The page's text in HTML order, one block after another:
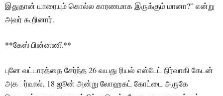
இதுதான் யாரையும் கொல்ல காரணமாக இருக்கும் மானா?” என்று
அவர் கூறினார்.
**கேஸ் பின்னணி**
புனே வட்டாரத்தை சேர்ந்த 26 வயது ரியல் எஸ்டேட் நிர்வாகி கேடன்
அகர்்வால், 18 ஜூன் அன்று லோஹகட் கோட்டை அருகே